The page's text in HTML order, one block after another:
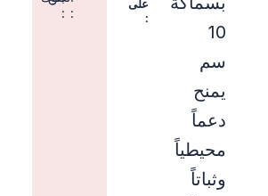
10
سم
يمنح
دعماً
محيطياً
وثباتاً
على
:
:
: